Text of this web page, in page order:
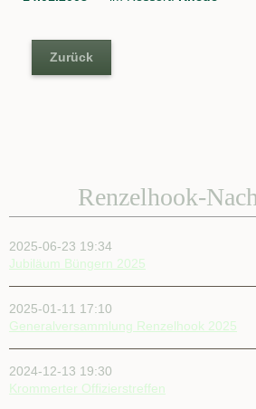
Zurück
Renzelhook-
2025-06-23 19:34
Jubiläum Büngern 2025
2025-01-11 17:10
Generalversammlung Renzelhook 2025
2024-12-13 19:30
Krommerter Offizierstreffen